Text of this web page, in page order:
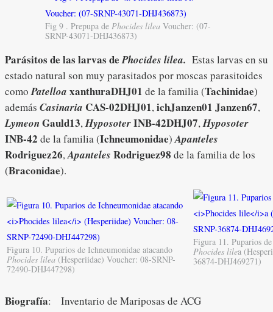
Fig 9 . Prepupa de Phocides lilea Voucher: (07-
SRNP-43071-DHJ436873)
Parásitos de las larvas de Phocides lilea. Estas larvas en su
estado natural son muy parasitados por moscas parasitoides
comoPatelloa xanthuraDHJ01 de la familia (Tachinidae)
además Casinaria CAS-02DHJ01,ichJanzen01 Janzen67,
Lymeon Gauld13,HyposoterINB-42DHJ07,Hyposoter
INB-42 de la familia (Ichneumonidae)Apanteles
Rodriguez26,Apanteles Rodriguez98 de la familia de los
(Braconidae).
Figura 10. Puparios de Ichneumonidae atacando
Phocides lilea (Hesperiidae) Voucher: 08-SRNP-
72490-DHJ447298)
Figura 11. Puparios
Phocides lilea
36874-DHJ469271)
Biografía: Inventario de Mariposas de ACG